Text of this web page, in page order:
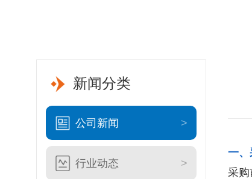
新闻分类
公司新闻
行业动态
一
采购